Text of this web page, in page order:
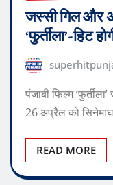
जस्सी गिल और
‘फुर्तीला’-हिट
पंजाबी फिल्म
26 अप्रैल को
READ MORE